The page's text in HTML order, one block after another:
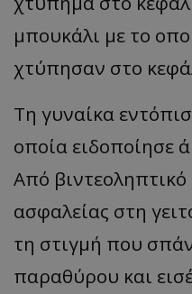
μπουκάλι με το
χτύπησαν στο
Τη γυναίκα
οποία ειδοποίησε
Από βιντεοληπτικό
ασφαλείας στη
τη στιγμή που
παραθύρου και